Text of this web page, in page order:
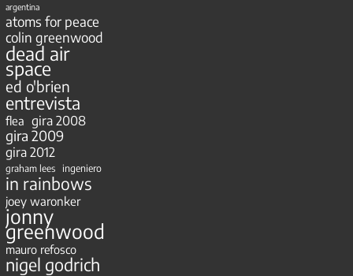
argentina
atoms for peace
colin greenwood
dead air
space
ed o'brien
entrevista
flea gira 2008
gira 2009
gira 2012
graham lees ingeniero
in rainbows
joey waronker
jonny
greenwood
mauro refosco
nigel godrich